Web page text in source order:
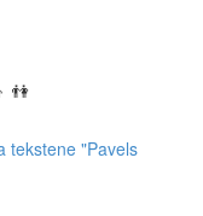
👫
tekstene "Pavels